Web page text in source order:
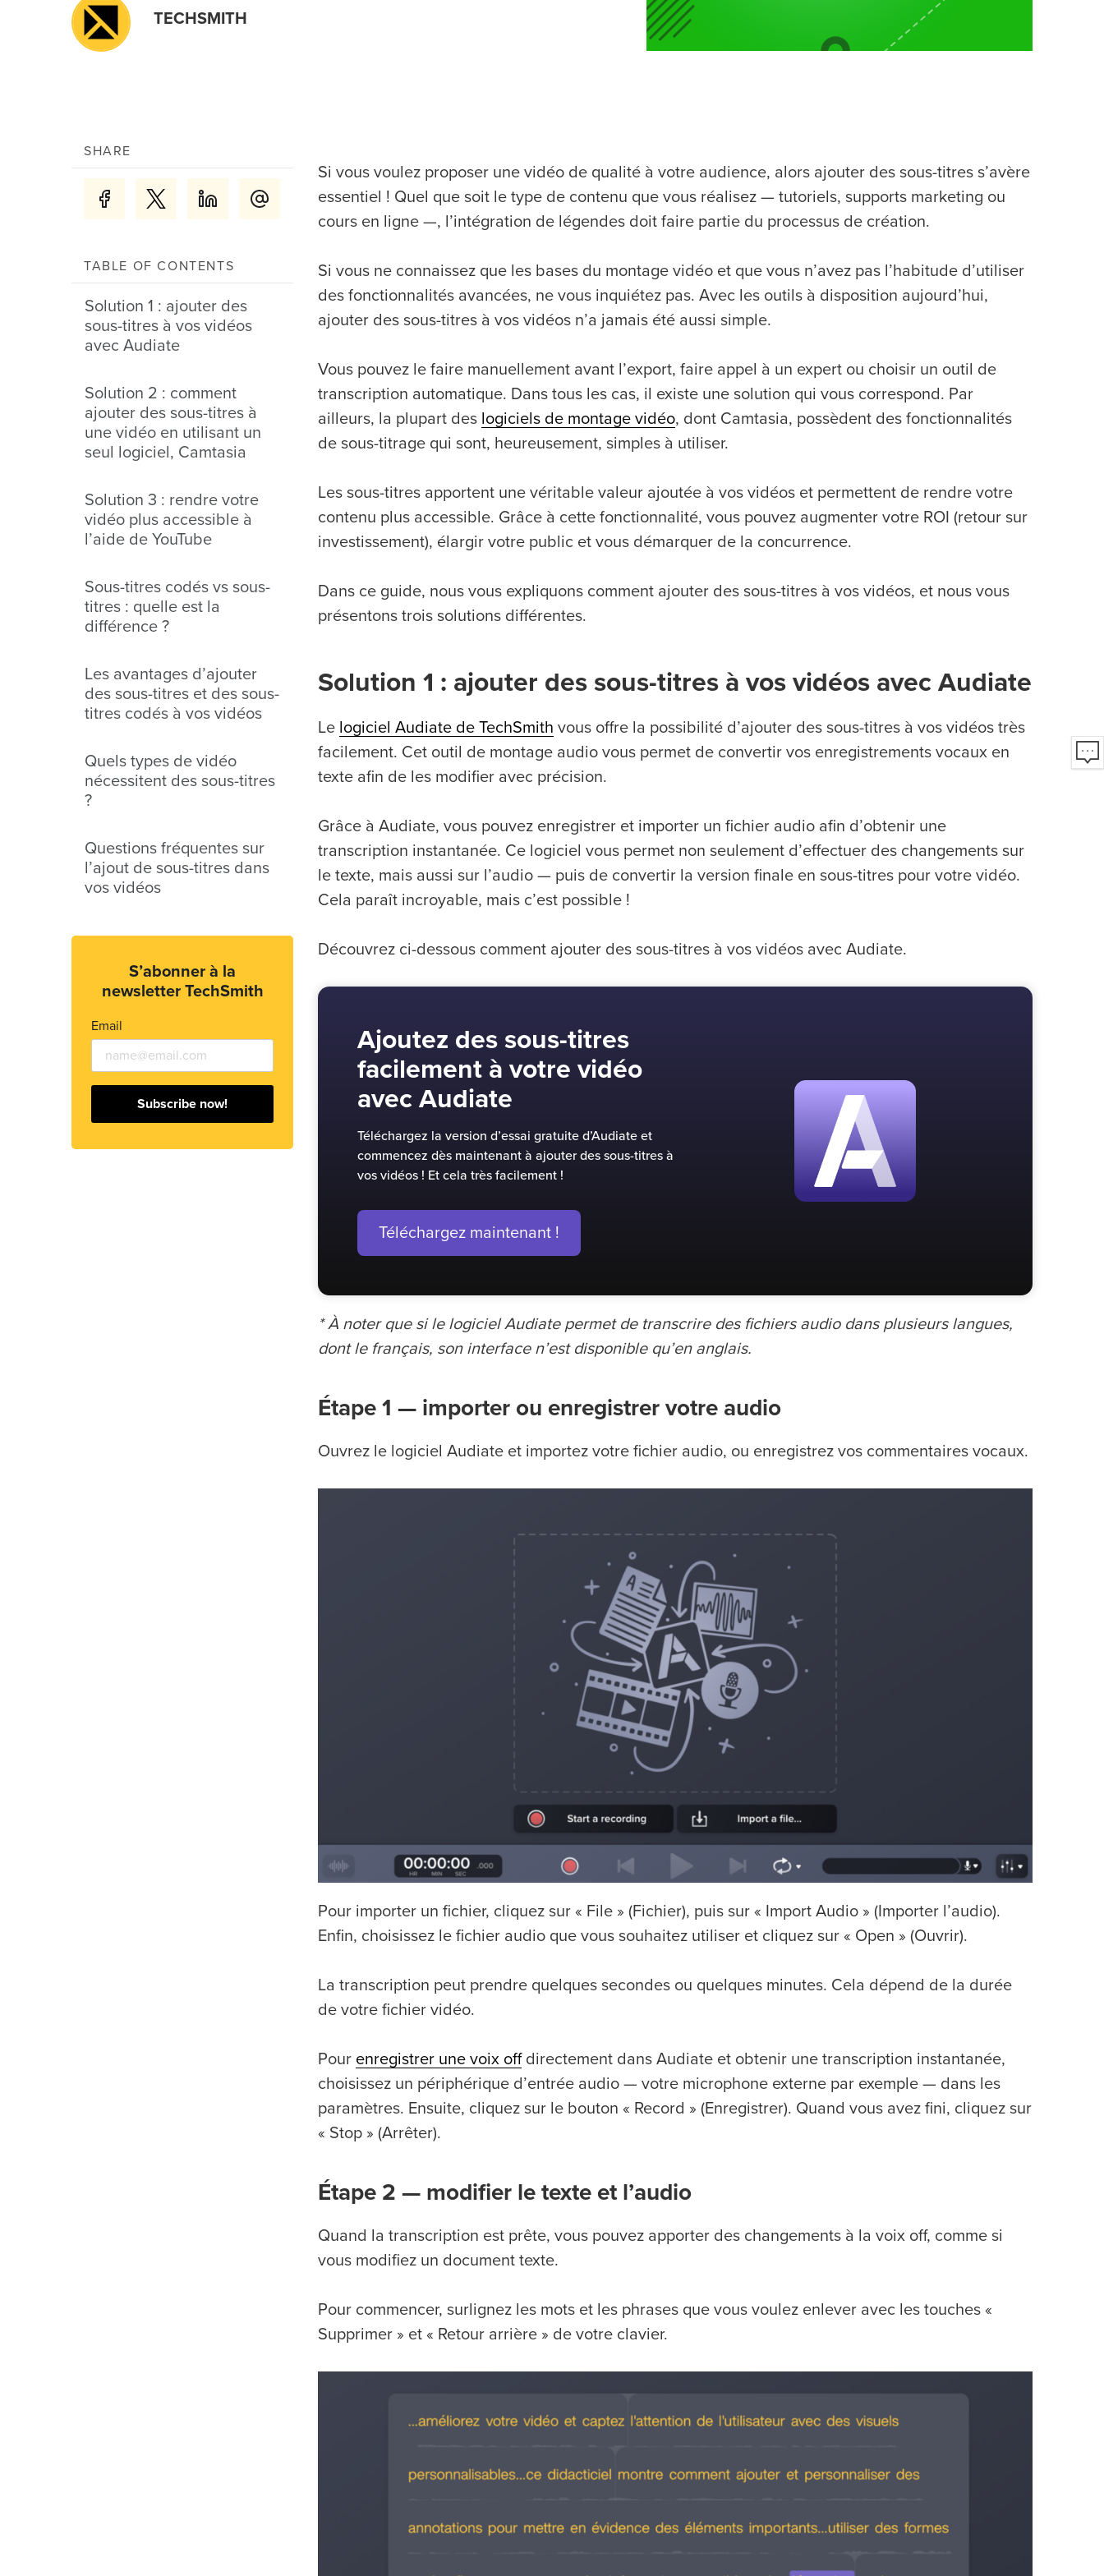
TECHSMITH
SHARE
TABLE OF CONTENTS
Solution 1 : ajouter des
sous-titres à vos vidéos
avec Audiate
Solution 2 : comment
ajouter des sous-titres à
une vidéo en utilisant un
seul logiciel, Camtasia
Solution 3 : rendre votre
vidéo plus accessible à
l’aide de YouTube
Sous-titres codés vs sous-
titres : quelle est la
différence ?
Les avantages d’ajouter
des sous-titres et des sous-
titres codés à vos vidéos
Quels types de vidéo
nécessitent des sous-titres
?
Questions fréquentes sur
l’ajout de sous-titres dans
vos vidéos
S’abonner à la
newsletter TechSmith
Email
Subscribe now!
Si vous voulez proposer une vidéo de qualité à votre audience, alors ajouter des sous-titres s’avère
essentiel ! Quel que soit le type de contenu que vous réalisez — tutoriels, supports marketing ou
cours en ligne —, l’intégration de légendes doit faire partie du processus de création.
Si vous ne connaissez que les bases du montage vidéo et que vous n’avez pas l’habitude d’utiliser
des fonctionnalités avancées, ne vous inquiétez pas. Avec les outils à disposition aujourd’hui,
ajouter des sous-titres à vos vidéos n’a jamais été aussi simple.
Vous pouvez le faire manuellement avant l’export, faire appel à un expert ou choisir un outil de
transcription automatique. Dans tous les cas, il existe une solution qui vous correspond. Par
ailleurs, la plupart des logiciels de montage vidéo, dont Camtasia, possèdent des fonctionnalités
de sous-titrage qui sont, heureusement, simples à utiliser.
Les sous-titres apportent une véritable valeur ajoutée à vos vidéos et permettent de rendre votre
contenu plus accessible. Grâce à cette fonctionnalité, vous pouvez augmenter votre ROI (retour sur
investissement), élargir votre public et vous démarquer de la concurrence.
Dans ce guide, nous vous expliquons comment ajouter des sous-titres à vos vidéos, et nous vous
présentons trois solutions différentes.
Solution 1 : ajouter des sous-titres à vos vidéos avec Audiate
Le logiciel Audiate de TechSmith vous offre la possibilité d’ajouter des sous-titres à vos vidéos très
facilement. Cet outil de montage audio vous permet de convertir vos enregistrements vocaux en
texte afin de les modifier avec précision.
Grâce à Audiate, vous pouvez enregistrer et importer un fichier audio afin d’obtenir une
transcription instantanée. Ce logiciel vous permet non seulement d’effectuer des changements sur
le texte, mais aussi sur l’audio — puis de convertir la version finale en sous-titres pour votre vidéo.
Cela paraît incroyable, mais c’est possible !
Découvrez ci-dessous comment ajouter des sous-titres à vos vidéos avec Audiate.
Ajoutez des sous-titres
facilement à votre vidéo
avec Audiate
Téléchargez la version d’essai gratuite d’Audiate et
commencez dès maintenant à ajouter des sous-titres à
vos vidéos ! Et cela très facilement !
Téléchargez maintenant !
* À noter que si le logiciel Audiate permet de transcrire des fichiers audio dans plusieurs langues,
dont le français, son interface n’est disponible qu’en anglais.
Étape 1 — importer ou enregistrer votre audio
Ouvrez le logiciel Audiate et importez votre fichier audio, ou enregistrez vos commentaires vocaux.
Pour importer un fichier, cliquez sur « File » (Fichier), puis sur « Import Audio » (Importer l’audio).
Enfin, choisissez le fichier audio que vous souhaitez utiliser et cliquez sur « Open » (Ouvrir).
La transcription peut prendre quelques secondes ou quelques minutes. Cela dépend de la durée
de votre fichier vidéo.
Pour enregistrer une voix offdirectement dans Audiate et obtenir une transcription instantanée,
choisissez un périphérique d’entrée audio — votre microphone externe par exemple — dans les
paramètres. Ensuite, cliquez sur le bouton « Record » (Enregistrer). Quand vous avez fini, cliquez sur
« Stop » (Arrêter).
Étape 2 — modifier le texte et l’audio
Quand la transcription est prête, vous pouvez apporter des changements à la voix off, comme si
vous modifiez un document texte.
Pour commencer, surlignez les mots et les phrases que vous voulez enlever avec les touches «
Supprimer » et « Retour arrière » de votre clavier.